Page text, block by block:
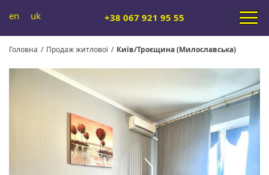
en uk +38 067 921 95 55
Головна / Продаж житлової / Київ/Троєщина (Милославська)